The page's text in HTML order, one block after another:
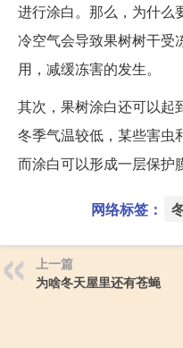
进行涂白。那么，为什么
冷空气会导致果树树干受
用，减缓冻害的发生。
其次，果树涂白还可以起
冬季气温较低，某些害虫
而涂白可以形成一层保护
网络标签：
上一篇
为啥冬天屋里还有苍蝇